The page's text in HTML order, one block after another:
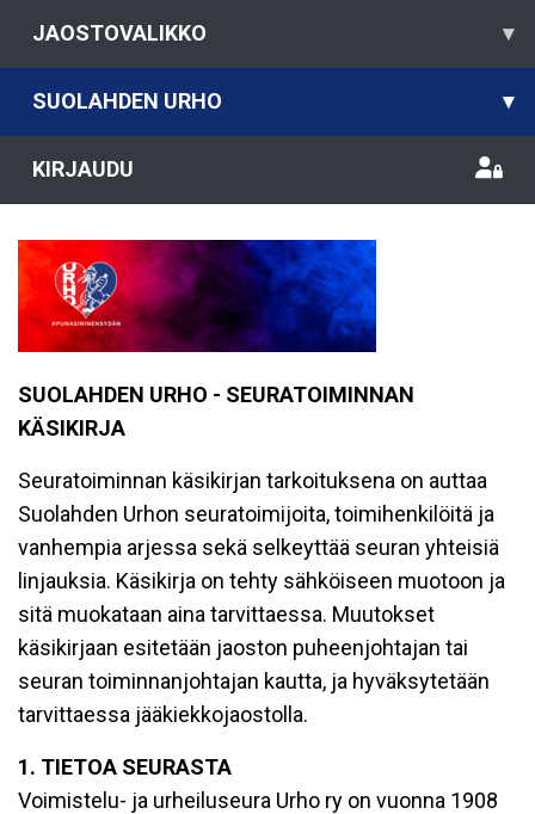
JAOSTOVALIKKO ▾
SUOLAHDEN URHO ▾
KIRJAUDU
SUOLAHDEN URHO - SEURATOIMINNAN
KÄSIKIRJA
Seuratoiminnan käsikirjan tarkoituksena on auttaa
Suolahden Urhon seuratoimijoita, toimihenkilöitä ja
vanhempia arjessa sekä selkeyttää seuran yhteisiä
linjauksia. Käsikirja on tehty sähköiseen muotoon ja
sitä muokataan aina tarvittaessa. Muutokset
käsikirjaan esitetään jaoston puheenjohtajan tai
seuran toiminnanjohtajan kautta, ja hyväksytetään
tarvittaessa jääkiekkojaostolla.
1. TIETOA SEURASTA
Voimistelu- ja urheiluseura Urho ry on vuonna 1908